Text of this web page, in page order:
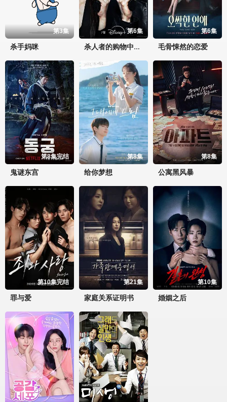
第3集
杀手妈咪
第6集
杀人者的购物中心2
第6集
毛骨悚然的恋爱
第8集完结
鬼谜东宫
第8集
给你梦想
第8集
公寓黑风暴
第10集完结
罪与爱
第21集
家庭关系证明书
第10集
婚姻之后